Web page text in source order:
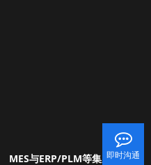
MES与ERP/PLM等集成白皮
即时沟通